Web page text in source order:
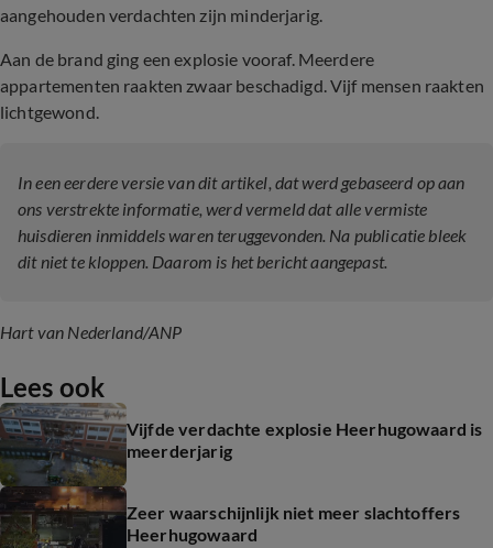
aangehouden verdachten zijn minderjarig.
Aan de brand ging een explosie vooraf. Meerdere
appartementen raakten zwaar beschadigd. Vijf mensen raakten
lichtgewond.
In een eerdere versie van dit artikel, dat werd gebaseerd op aan
ons verstrekte informatie, werd vermeld dat alle vermiste
huisdieren inmiddels waren teruggevonden. Na publicatie bleek
dit niet te kloppen. Daarom is het bericht aangepast.
Hart van Nederland/ANP
Lees ook
Vijfde verdachte explosie Heerhugowaard is
meerderjarig
Zeer waarschijnlijk niet meer slachtoffers
Heerhugowaard